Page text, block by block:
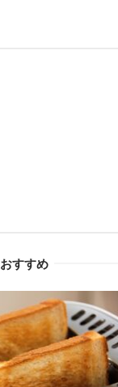
おすすめ